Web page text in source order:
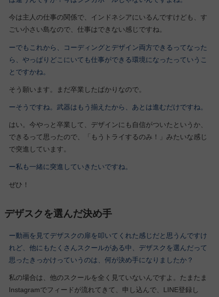
今は主人の仕事の関係で、インドネシアにいるんですけども、す
ごい小さい島なので、仕事はできない感じですね。
ーでもこれから、コーディングとデザイン両方できるってなった
ら、やっぱりどこにいても仕事ができる環境になったっていうこ
とですかね。
そう願います。まだ卒業したばかりなので。
ーそうですね。武器はもう揃えたから、あとは進むだけですね。
はい。今やっと卒業して、デザインにも自信がついたというか、
できるって思ったので、「もうトライするのみ！」みたいな感じ
で突進しています。
ー私も一緒に突進していきたいですね。
ぜひ！
デザスクを選んだ決め手
ー動画を見てデザスクの扉を叩いてくれた感じだと思うんですけ
れど、他にもたくさんスクールがある中、デザスクを選んだって
思ったきっかけっていうのは、何が決め手になりましたか？
私の場合は、他のスクールを全く見ていないんですよ。たまたま
Instagramでフィードが流れてきて、申し込んで、LINE登録し